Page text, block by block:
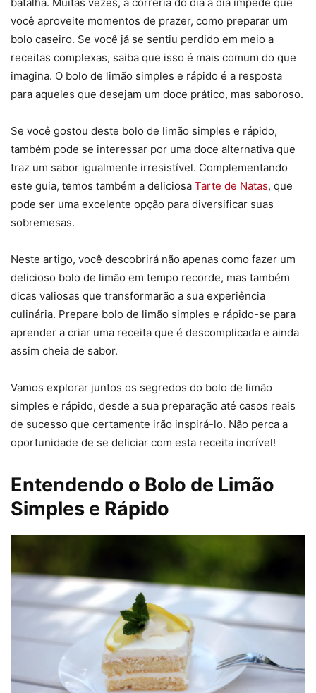
você aproveite momentos de prazer, como preparar um
bolo caseiro. Se você já se sentiu perdido em meio a
receitas complexas, saiba que isso é mais comum do que
imagina. O bolo de limão simples e rápido é a resposta
para aqueles que desejam um doce prático, mas saboroso.
Se você gostou deste bolo de limão simples e rápido,
também pode se interessar por uma doce alternativa que
traz um sabor igualmente irresistível. Complementando
este guia, temos também a deliciosa Tarte de Natas, que
pode ser uma excelente opção para diversificar suas
sobremesas.
Neste artigo, você descobrirá não apenas como fazer um
delicioso bolo de limão em tempo recorde, mas também
dicas valiosas que transformarão a sua experiência
culinária. Prepare bolo de limão simples e rápido-se para
aprender a criar uma receita que é descomplicada e ainda
assim cheia de sabor.
Vamos explorar juntos os segredos do bolo de limão
simples e rápido, desde a sua preparação até casos reais
de sucesso que certamente irão inspirá-lo. Não perca a
oportunidade de se deliciar com esta receita incrível!
Entendendo o Bolo de Limão
Simples e Rápido